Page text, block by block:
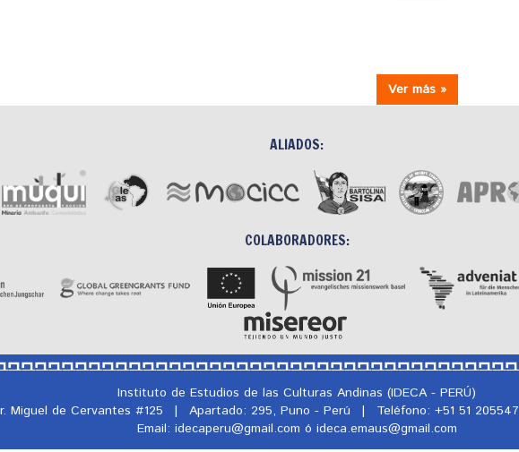
Ver más »
ALIADOS:
COLABORADORES:
Instituto de Estudios de las Culturas Andinas (IDECA - PERÚ)
Miguel de Cervantes #125
| Apartado: 295, Puno - Perú | Teléfono: +51 51 205547
Email: idecaperu@gmail.com ó ideca.emaus@gmail.com